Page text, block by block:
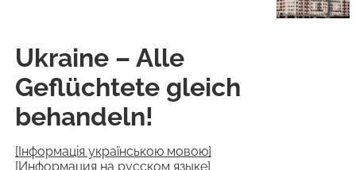
Ukraine – Alle
Geflüchtete gleich
behandeln!
[Інформація українською мовою]
[Информация на русском языке]